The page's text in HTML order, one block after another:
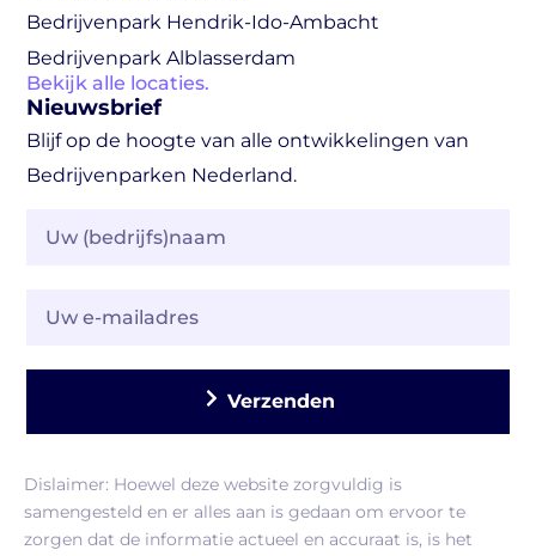
Bedrijvenpark Hendrik-Ido-Ambacht
Bedrijvenpark Alblasserdam
Bekijk alle locaties.
Nieuwsbrief
Blijf op de hoogte van alle ontwikkelingen van
Bedrijvenparken Nederland.
Verzenden
Dislaimer: Hoewel deze website zorgvuldig is
samengesteld en er alles aan is gedaan om ervoor te
zorgen dat de informatie actueel en accuraat is, is het